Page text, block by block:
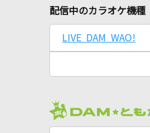
配信中のカラオケ機種
LIVE DAM WAO!